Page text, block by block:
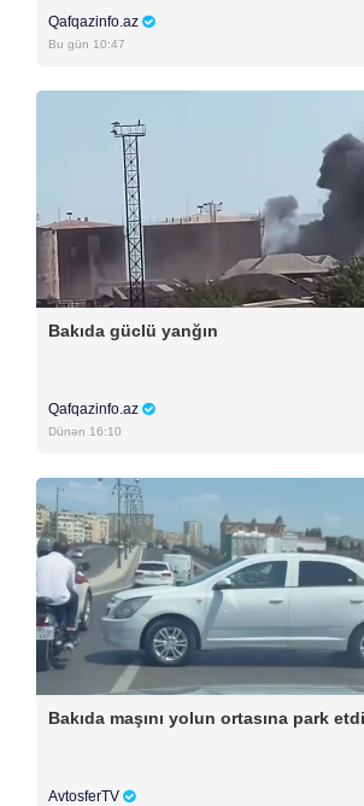
Qafqazinfo.az
Bu gün 10:47
Bakıda güclü yanğın
Qafqazinfo.az
Dünən 16:10
Bakıda maşını yolun ortasına park
AvtosferTV